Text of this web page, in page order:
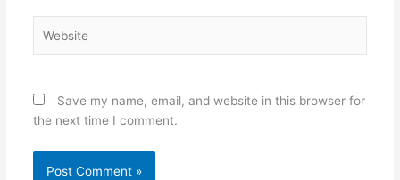
Save my name, email, and website in this browser for
the next time I comment.